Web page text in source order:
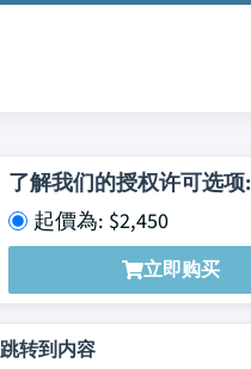
了解我们的授权许可选项:
起價為: $2,450
立即购买
跳转到内容